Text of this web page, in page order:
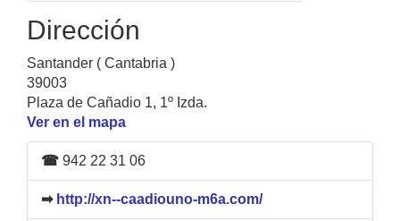
Dirección
Santander ( Cantabria )
39003
Plaza de Cañadio 1, 1º Izda.
Ver en el mapa
☎ 942 22 31 06
➡ http://xn--caadiouno-m6a.com/